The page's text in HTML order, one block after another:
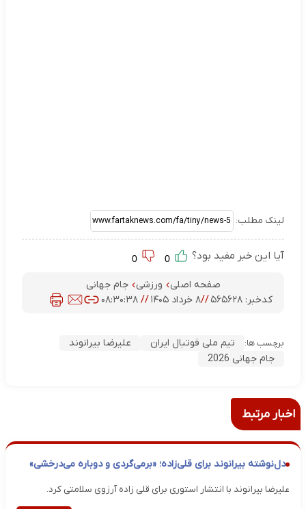
لینک مطلب:
آیا این خبر مفید بود؟
صفحه اصلی ورزشی
جام جهانی
کدخبر: ۵۶۵۶۲۸ //۸ خرداد ۱۴۰۵ // ۰۸:۳۰:۳۸
برچسب ها: تیم ملی فوتبال ایران
علیرضا بیرانوند
جام جهانی 2026
اخبار مرتبط
دل‌نوشته بیرانوند برای قلی‌زاده؛ «برمی‌گردی و دوباره می‌درخشی»
علیرضا بیرانوند با انتشار استوری برای قلی زاده آرزوی سلامتی کرد.